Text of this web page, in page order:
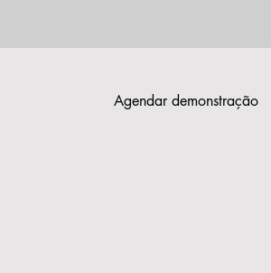
Agendar demonstração